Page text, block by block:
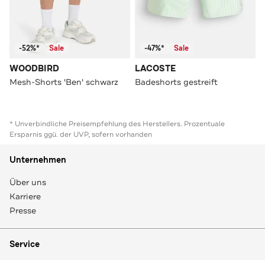
-52%* Sale
WOODBIRD
Mesh-Shorts 'Ben' schwarz
-47%* Sale
LACOSTE
Badeshorts gestreift
* Unverbindliche Preisempfehlung des Herstellers. Prozentuale
Ersparnis ggü. der UVP, sofern vorhanden
Unternehmen
Über uns
Karriere
Presse
Service